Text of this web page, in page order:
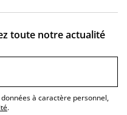
toute notre actualité
à caractère personnel,
.